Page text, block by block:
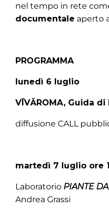
nel tempo in rete
documentale aperto
PROGRAMMA
lunedì 6 luglio
VĪVĂROMA, Guida di
diffusione CALL
martedì 7 luglio ore
Laboratorio PIANTE
Andrea Grassi